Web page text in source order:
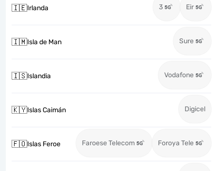
🇮🇪Irlanda 3 Eir
🇮🇲Isla de Man Sure
🇮🇸Islandia Vodafone
🇰🇾Islas Caimán Digicel
🇫🇴Islas Feroe Faroese Telecom Foroya Tele